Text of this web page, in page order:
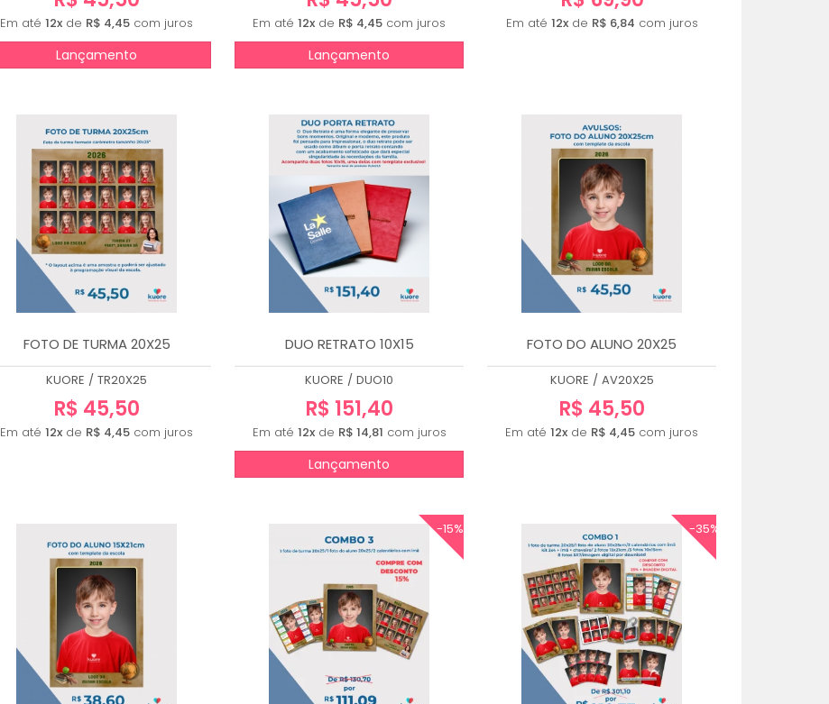
Em até 12x de R$ 4,45 com juros
Lançamento
Em até 12x de R$ 4,45 com juros
Lançamento
Em até 12xde R$ 6,84 com juros
FOTO DE TURMA 20X25
KUORE / TR20X25
R$ 45,50
Em até 12x de R$ 4,45 com juros
DUO RETRATO 10X15
KUORE / DUO10
R$ 151,40
Em até 12xde R$ 14,81 com juros
Lançamento
FOTO DO ALUNO 20X25
KUORE / AV20X25
R$ 45,50
Em até 12x de R$ 4,45 com juros
-15% -35%